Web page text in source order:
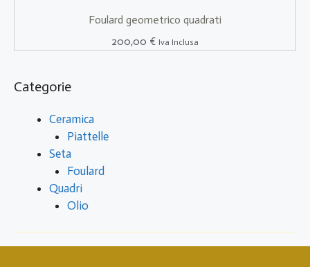
Categorie
Ceramica
Piattelle
Seta
Foulard
Quadri
Olio
Foulard geometrico quadrati
200,00 € Iva Inclusa